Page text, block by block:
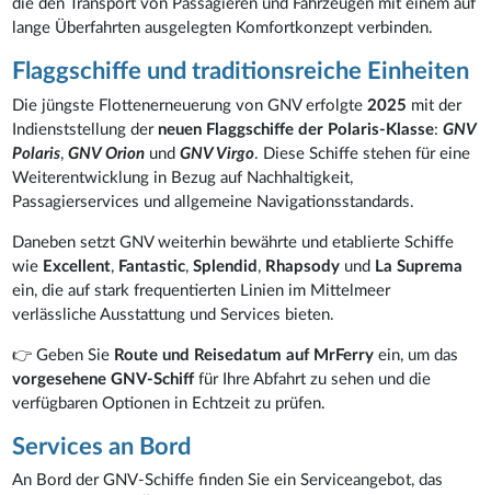
die den Transport von Passagieren und Fahrzeugen mit einem auf
lange Überfahrten ausgelegten Komfortkonzept verbinden.
Flaggschiffe und traditionsreiche Einheiten
Die jüngste Flottenerneuerung von GNV erfolgte 2025 mit der
Indienststellung der neuen Flaggschiffe der Polaris-Klasse:GNV
Polaris,GNV Orion undGNV Virgo. Diese Schiffe stehen für eine
Weiterentwicklung in Bezug auf Nachhaltigkeit,
Passagierservices und allgemeine Navigationsstandards.
Daneben setzt GNV weiterhin bewährte und etablierte Schiffe
wie Excellent, Fantastic,Splendid , Rhapsody und La Suprema
ein, die auf stark frequentierten Linien im Mittelmeer
verlässliche Ausstattung und Services bieten.
👉 Geben Sie Route und Reisedatum auf MrFerry ein, um das
vorgesehene GNV-Schifffür Ihre Abfahrt zu sehen und die
verfügbaren Optionen in Echtzeit zu prüfen.
Services an Bord
An Bord der GNV-Schiffe finden Sie ein Serviceangebot, das